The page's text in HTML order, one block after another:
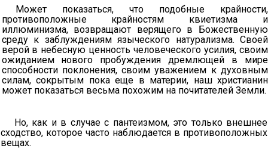
Может показаться, что подобные крайности,
противоположные крайностям квиетизма и
иллюминизма, возвращают верящего в Божественную
среду к заблуждениям языческого натурализма. Своей
верой в небесную ценность человеческого усилия, своим
ожиданием нового пробуждения дремлющей в мире
способности поклонения, своим уважением к духовным
силам, сокрытым пока еще в материи, наш христианин
может показаться весьма похожим на почитателей Земли.
Но, как и в случае с пантеизмом, это только внешнее
сходство, которое часто наблюдается в противоположных
вещах.